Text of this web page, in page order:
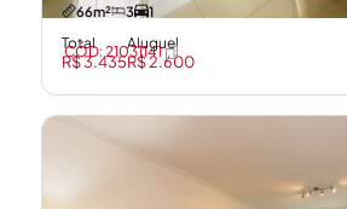
66m²
3 1
Total
R$ 3.435
Aluguel
R$ 2.600
CÓD: 21031141